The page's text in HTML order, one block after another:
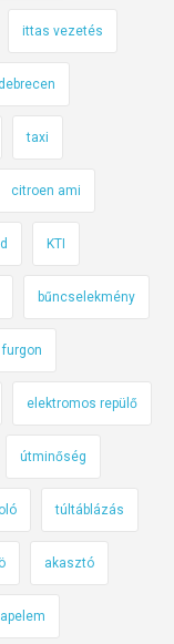
ittas vezetés
debrecen
taxi
citroen ami
KTI
bűncselekmény
furgon
elektromos repülő
útminőség
túltáblázás
akasztó